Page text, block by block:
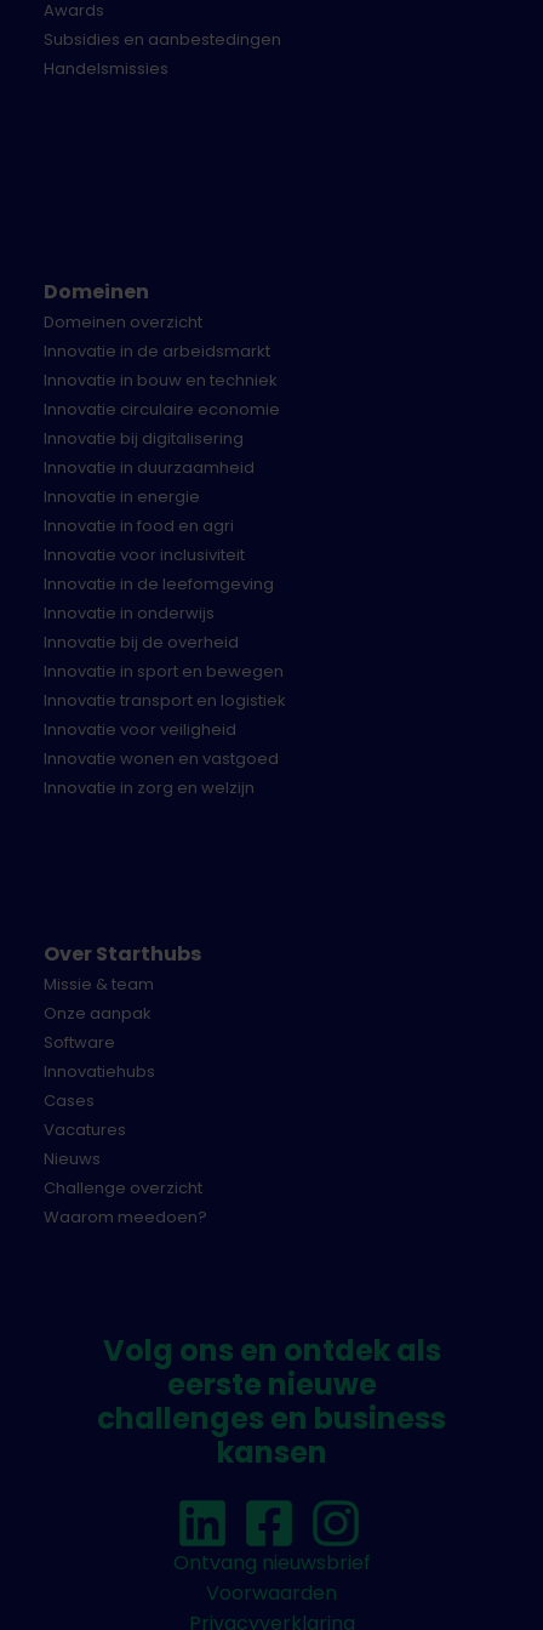
Herkenbaarheid
frustratie herkennen?
Impact: Hoeveel verschil kan het wegnemen
uitgewerkte inzending en bij gelijkwaardige
inzendingen geldt: wie het eerst komt, het eerst
maalt.
Timeline
Maandag 11 november - lancering challenge
Donderdag 16 januari om 17.00 - deadline
challenge
Donderdag 20 februari - bekendmaking van de
10 winnaars
Over ons
Het Bartiméus Fonds haalt alles uit de kast om
mogelijk te maken dat mensen die slechtziend of
blind zijn voluit kunnen meedoen in de samenleving.
Want het gaat niet om hoeveel procent je ziet. Het
initiatieven van derden. En we ontwikkelen onze
eigen projecten, binnen drie thema’s: mobiliteit,
onderwijs en werk, en vrije tijd.
Meer over Het Bartiméus Fonds:
bartimeusfonds.nl/ons-werk/
Awards
Subsidies en aanbestedingen
Handelsmissies
Domeinen
Domeinen overzicht
Innovatie in de arbeidsmarkt
Innovatie in bouw en techniek
Innovatie circulaire economie
Innovatie bij digitalisering
Innovatie in duurzaamheid
Innovatie in energie
Innovatie in food en agri
Innovatie voor inclusiviteit
Innovatie in de leefomgeving
Innovatie in onderwijs
Innovatie bij de overheid
Innovatie in sport en bewegen
Innovatie transport en logistiek
Innovatie voor veiligheid
Innovatie wonen en vastgoed
Innovatie in zorg en welzijn
Over Starthubs
Missie & team
Onze aanpak
Software
Innovatiehubs
Cases
Vacatures
Nieuws
Challenge overzicht
Waarom meedoen?
Volg ons en ontdek als
eerste nieuwe
challenges en business
kansen
Ontvang nieuwsbrief
Voorwaarden
Privacyverklaring